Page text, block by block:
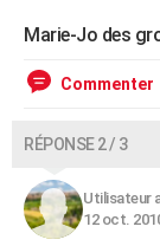
Marie-Jo des
Commenter
RÉPONSE 2 / 3
Utilisateur
12 oct.